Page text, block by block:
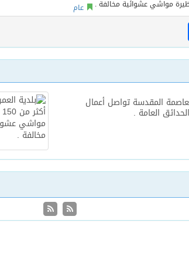
عام
المقدسة تواصل أعمال
العامة .